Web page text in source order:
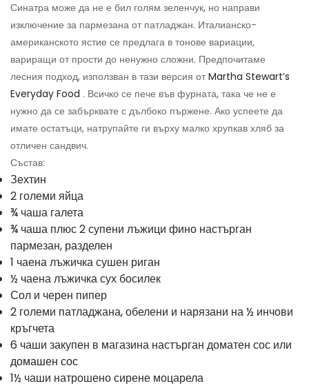
Синатра може да не е бил голям зеленчук, но направи
изключение за пармезана от патладжан. Италианско-
американското ястие се предлага в тонове вариации,
вариращи от прости до ненужно сложни. Предпочитаме
лесния подход, използван в тази версия отMartha Stewart’s
Everyday Food . Всичко се пече във фурната, така че не е
нужно да се забърквате с дълбоко пържене. Ако успеете да
имате остатъци, натрупайте ги върху малко хрупкав хляб за
отличен сандвич.
Състав:
Зехтин
2 големи яйца
¾ чаша галета
¾ чаша плюс 2 супени лъжици фино настърган
пармезан, разделен
1 чаена лъжичка сушен риган
½ чаена лъжичка сух босилек
Сол и черен пипер
2 големи патладжана, обелени и нарязани на ½ инчови
кръгчета
6 чаши закупен в магазина настърган доматен сос или
домашен сос
1½ чаши натрошено сирене моцарела